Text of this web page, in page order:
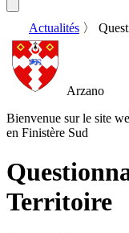
Actualités 〉
Arzano
Bienvenue sur le site
en Finistère Sud
Territoire